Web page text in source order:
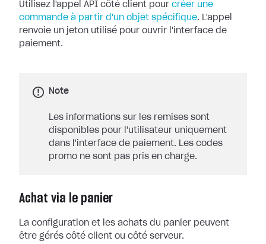
Utilisez l'appel API côté client pour créer une
commande à partir d'un objet spécifique. L'appel
renvoie un jeton utilisé pour ouvrir l'interface de
paiement.
Note
Les informations sur les remises sont
disponibles pour l'utilisateur uniquement
dans l'interface de paiement. Les codes
promo ne sont pas pris en charge.
Achat via le panier
La configuration et les achats du panier peuvent
être gérés côté client ou côté serveur.